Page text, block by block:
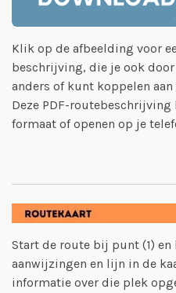
Klik op de afbeelding voor
beschrijving, die je ook
anders of kunt koppelen
Deze PDF-
formaat of openen op je
Start de route bij punt (1) en
aanwijzingen en lijn in de
informatie over die plek